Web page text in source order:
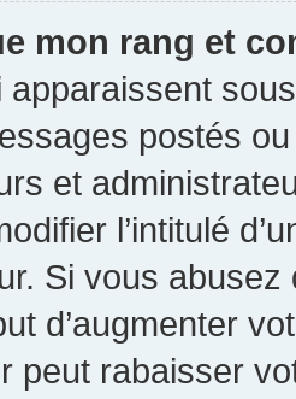
mon rang et
postés
et
l’intitulé
Si vous
d’augmenter
peut rabaisser